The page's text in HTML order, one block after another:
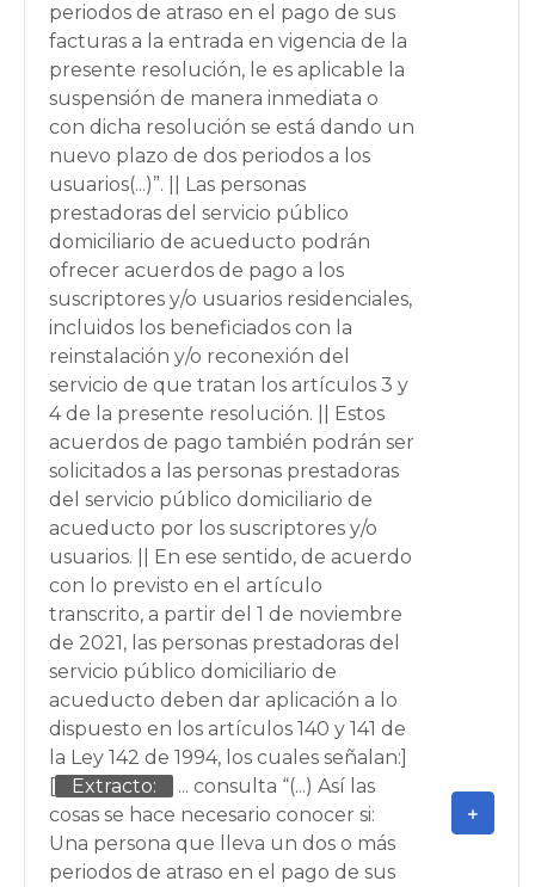
periodos de atraso en el pago de sus
facturas a la entrada en vigencia de la
presente resolución, le es aplicable la
suspensión de manera inmediata o
con dicha resolución se está dando un
nuevo plazo de dos periodos a los
usuarios(...)”. || Las personas
prestadoras del servicio público
domiciliario de acueducto podrán
ofrecer acuerdos de pago a los
suscriptores y/o usuarios residenciales,
incluidos los beneficiados con la
reinstalación y/o reconexión del
servicio de que tratan los artículos 3 y
4 de la presente resolución. || Estos
acuerdos de pago también podrán ser
solicitados a las personas prestadoras
del servicio público domiciliario de
acueducto por los suscriptores y/o
usuarios. || En ese sentido, de acuerdo
con lo previsto en el artículo
transcrito, a partir del 1 de noviembre
de 2021, las personas prestadoras del
servicio público domiciliario de
acueducto deben dar aplicación a lo
dispuesto en los artículos 140 y 141 de
la Ley 142 de 1994, los cuales señalan:]
[
Extracto:
... consulta “(...) Así las
cosas se hace necesario conocer si:
Una persona que lleva un dos o más
periodos de atraso en el pago de sus